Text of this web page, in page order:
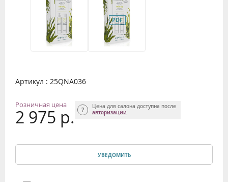
Артикул : 25QNA036
Розничная цена
2 975 р.
Цена для салона доступна после
авторизации
УВЕДОМИТЬ